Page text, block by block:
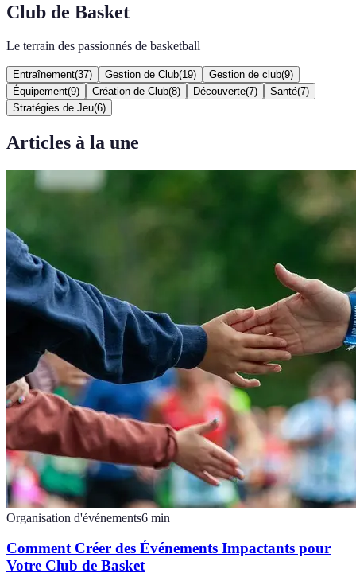
Club de Basket
Le terrain des passionnés de basketball
Entraînement(37) Gestion de Club(19) Gestion de club(9)
Équipement(9) Création de Club(8) Découverte(7) Santé(7)
Stratégies de Jeu(6)
Articles à la une
Organisation d'événements6 min
Comment Créer des Événements Impactants pour
Votre Club de Basket